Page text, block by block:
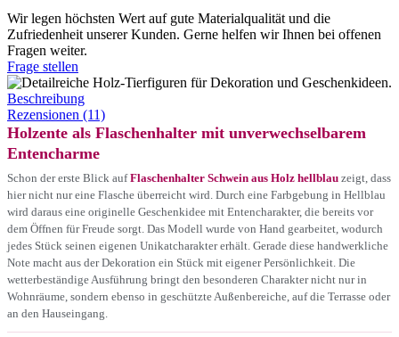
Wir legen höchsten Wert auf gute Materialqualität und die
Zufriedenheit unserer Kunden. Gerne helfen wir Ihnen bei offenen
Fragen weiter.
Frage stellen
Beschreibung
Rezensionen (11)
Holzente als Flaschenhalter mit unverwechselbarem
Entencharme
Schon der erste Blick aufFlaschenhalter Schwein aus Holz hellblau zeigt, dass
hier nicht nur eine Flasche überreicht wird. Durch eine Farbgebung in Hellblau
wird daraus eine originelle Geschenkidee mit Entencharakter, die bereits vor
dem Öffnen für Freude sorgt. Das Modell wurde von Hand gearbeitet, wodurch
jedes Stück seinen eigenen Unikatcharakter erhält. Gerade diese handwerkliche
Note macht aus der Dekoration ein Stück mit eigener Persönlichkeit. Die
wetterbeständige Ausführung bringt den besonderen Charakter nicht nur in
Wohnräume, sondern ebenso in geschützte Außenbereiche, auf die Terrasse oder
an den Hauseingang.